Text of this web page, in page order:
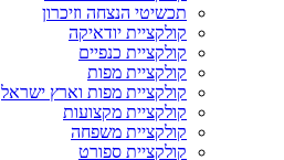
תכשיטי הנצחה וזיכרון
קולקציית יודאיקה
קולקציית כנפיים
קולקציית מפות
קולקציית מפות וארץ ישראל
קולקציית מקצועות
קולקציית משפחה
קולקציית ספורט